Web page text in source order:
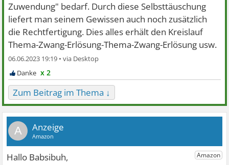
Zuwendung" bedarf. Durch diese Selbsttäuschung
liefert man seinem Gewissen auch noch zusätzlich
die Rechtfertigung. Dies alles erhält den Kreislauf
Thema-Zwang-Erlösung-Thema-Zwang-Erlösung usw.
06.06.2023 19:19 •
x 2
Zum Beitrag im Thema ↓
A